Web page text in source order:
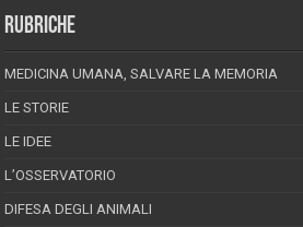
RUBRICHE
MEDICINA UMANA, SALVARE LA MEMORIA
LE STORIE
LE IDEE
L’OSSERVATORIO
DIFESA DEGLI ANIMALI